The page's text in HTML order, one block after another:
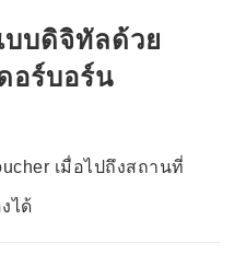
บดิจิทัลด้วย
อร์บอร์น
เมื่อไปถึงสถานที่
ได้